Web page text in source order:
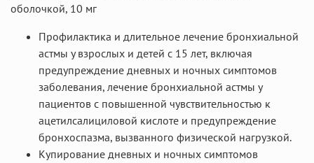
оболочкой, 10 мг
Профилактика и длительное лечение бронхиальной
астмы у взрослых и детей с 15 лет, включая
предупреждение дневных и ночных симптомов
заболевания, лечение бронхиальной астмы у
пациентов с повышенной чувствительностью к
ацетилсалициловой кислоте и предупреждение
бронхоспазма, вызванного физической нагрузкой.
Купирование дневных и ночных симптомов